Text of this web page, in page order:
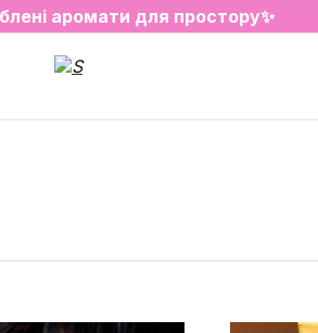
аромати для простору✨
на обрані товари